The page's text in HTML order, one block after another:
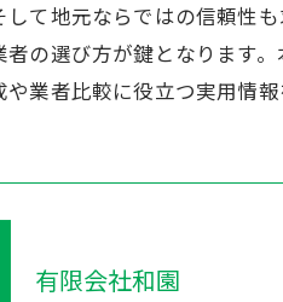
て地元ならではの信頼性
の選び方が鍵となります
業者比較に役立つ実用情報
有限会社和園